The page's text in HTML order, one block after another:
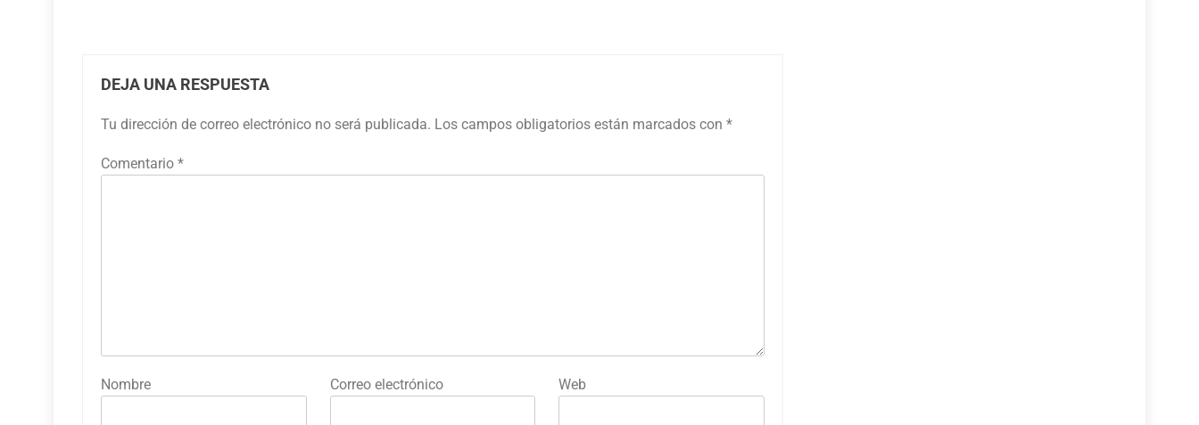
DEJA UNA RESPUESTA
Tu dirección de correo electrónico no será publicada. Los campos obligatorios están marcados con *
Comentario *
Nombre Correo electrónico Web